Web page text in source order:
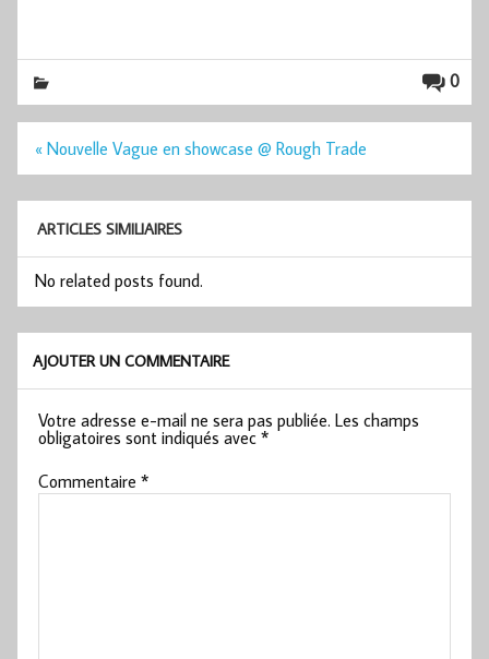
0
Navigation
l’article
« Nouvelle Vague en showcase @ Rough Trade
ARTICLES SIMILIAIRES
No related posts found.
AJOUTER UN COMMENTAIRE
Votre adresse e-mail ne sera pas publiée. Les champs
obligatoires sont indiqués avec*
Commentaire*